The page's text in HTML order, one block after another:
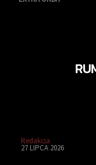
Redakcja
27 LIPCA 2026